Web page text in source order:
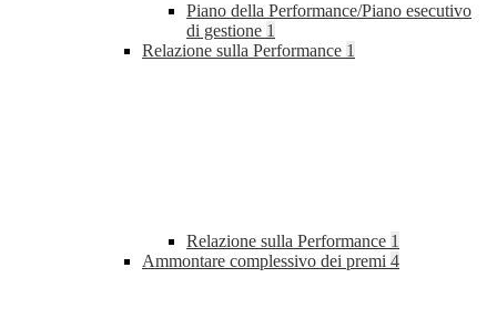
Piano della Performance/Piano esecutivo
di gestione 1
Relazione sulla Performance 1
Relazione sulla Performance 1
Ammontare complessivo dei premi 4